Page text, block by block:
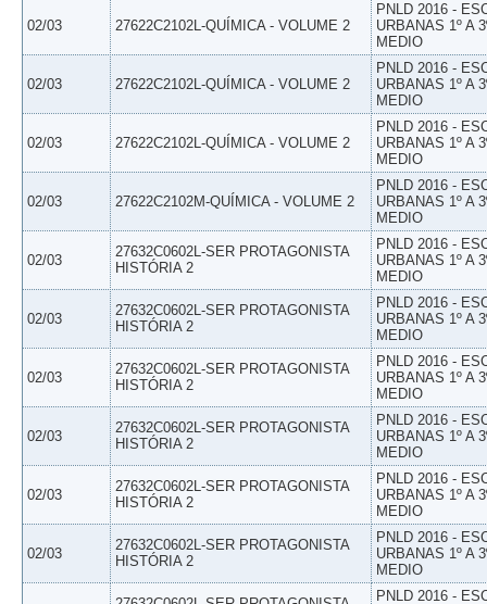
02/03 27622C2102L-QUÍMICA - VOLUME 2
PNLD 2016 -
URBANAS 1º A
MEDIO
02/03 27622C2102L-QUÍMICA - VOLUME 2
PNLD 2016 -
URBANAS 1º A
MEDIO
02/03 27622C2102L-QUÍMICA - VOLUME 2
PNLD 2016 -
URBANAS 1º A
MEDIO
02/03 27622C2102M-QUÍMICA - VOLUME 2
PNLD 2016 -
URBANAS 1º A
MEDIO
02/03
27632C0602L-SER PROTAGONISTA
HISTÓRIA 2
PNLD 2016 -
URBANAS 1º A
MEDIO
02/03
27632C0602L-SER PROTAGONISTA
HISTÓRIA 2
PNLD 2016 -
URBANAS 1º A
MEDIO
02/03
27632C0602L-SER PROTAGONISTA
HISTÓRIA 2
PNLD 2016 -
URBANAS 1º A
MEDIO
02/03
27632C0602L-SER PROTAGONISTA
HISTÓRIA 2
PNLD 2016 -
URBANAS 1º A
MEDIO
02/03
27632C0602L-SER PROTAGONISTA
HISTÓRIA 2
PNLD 2016 -
URBANAS 1º A
MEDIO
02/03
27632C0602L-SER PROTAGONISTA
HISTÓRIA 2
PNLD 2016 -
URBANAS 1º A
MEDIO
PNLD 2016 -